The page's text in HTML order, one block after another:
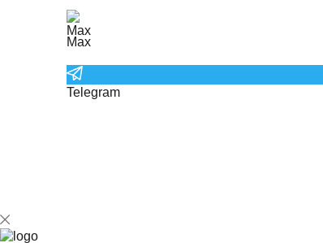
Max
Telegram